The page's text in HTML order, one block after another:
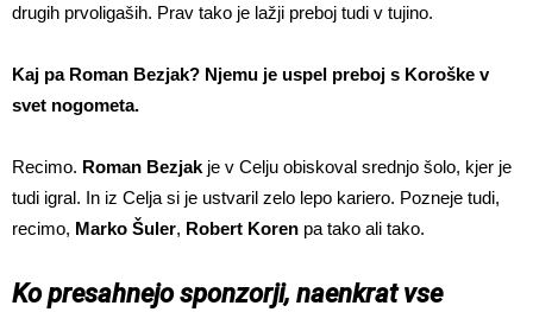
drugih prvoligaših. Prav tako je lažji preboj tudi v tujino.
Kaj pa Roman Bezjak? Njemu je uspel preboj s Koroške v
svet nogometa.
Recimo. Roman Bezjak je v Celju obiskoval srednjo šolo, kjer je
tudi igral. In iz Celja si je ustvaril zelo lepo kariero. Pozneje tudi,
recimo, Marko Šuler, Robert Koren pa tako ali tako.
Ko presahnejo sponzorji, naenkrat vse